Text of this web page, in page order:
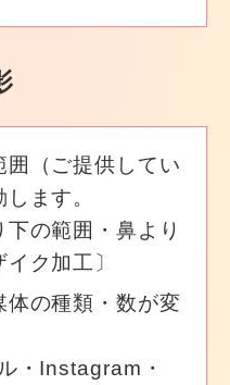
（ご提供してい
ます。
下の範囲・鼻より
ク加工〕
体の種類・数が変
・Instagram・